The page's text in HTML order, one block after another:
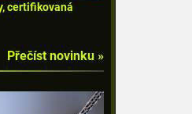
certifikovaná
Přečíst novinku »